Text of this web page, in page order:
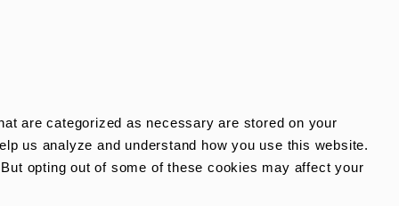
are categorized as necessary are stored on your
us analyze and understand how you use this website.
opting out of some of these cookies may affect your